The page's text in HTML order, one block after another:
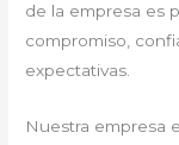
de la empresa es
compromiso,
expectativas.
Nuestra empresa